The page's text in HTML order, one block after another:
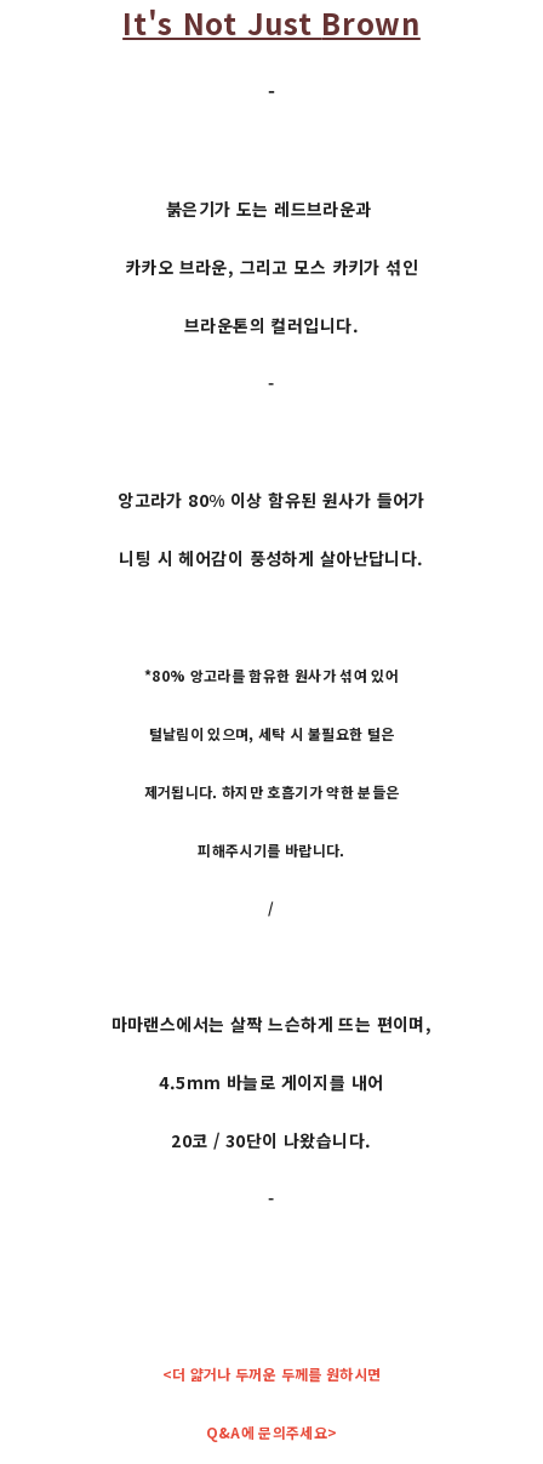
It's Not Just Brown
-
붉은기가 도는 레드브라운과
카카오 브라운, 그리고 모스 카키가 섞인
브라운톤의 컬러입니다.
-
앙고라가 80% 이상 함유된 원사가 들어가
니팅 시 헤어감이 풍성하게 살아난답니다.
*80% 앙고라를 함유한 원사가 섞여 있어
털날림이 있으며, 세탁 시 불필요한 털은
제거됩니다. 하지만 호흡기가 약한 분들은
피해주시기를 바랍니다.
/
마마랜스에서는 살짝 느슨하게 뜨는 편이며,
4.5mm 바늘로 게이지를 내어
20코 / 30단이 나왔습니다.
-
<더 얇거나 두꺼운 두께를 원하시면
Q&A에 문의주세요>